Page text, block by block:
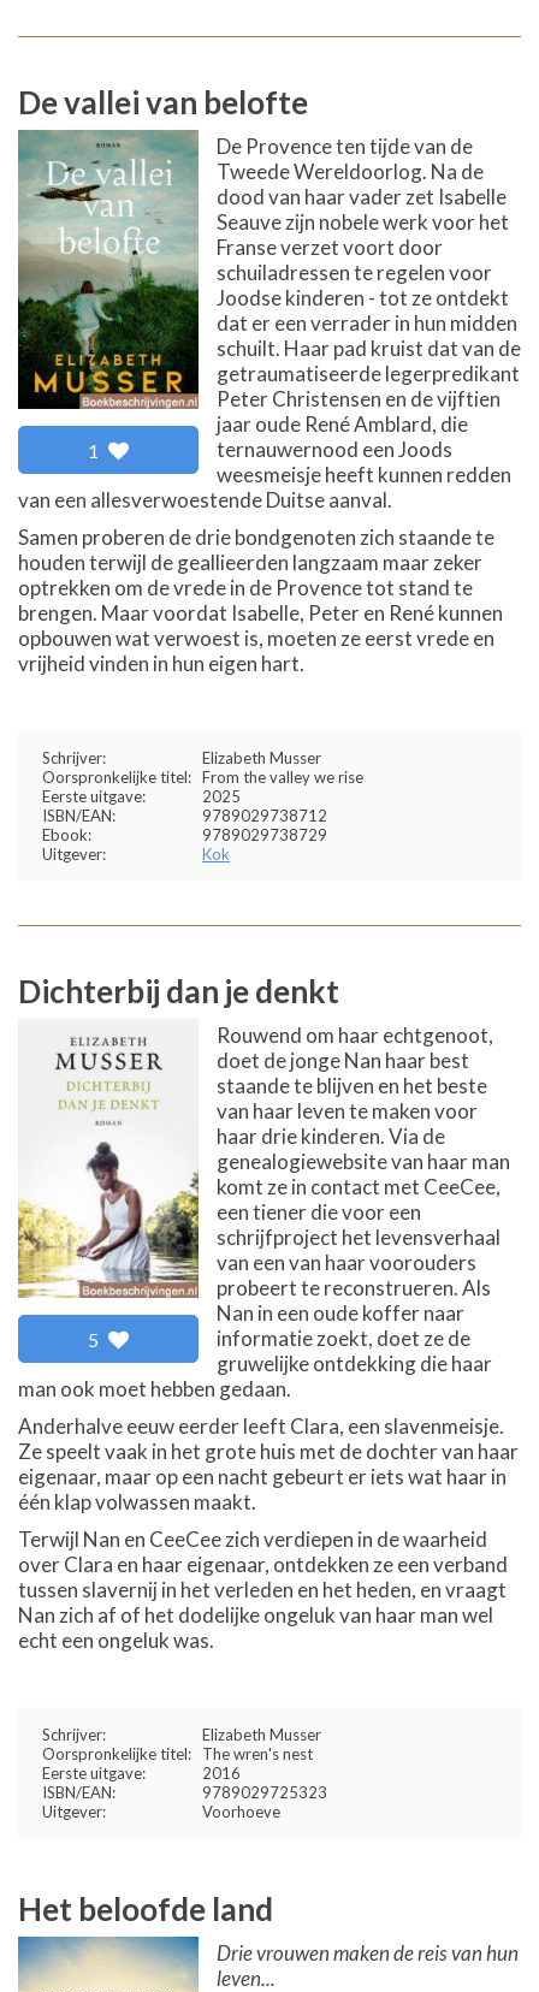
De vallei van belofte
1
De Provence ten tijde van de
Tweede Wereldoorlog. Na de
dood van haar vader zet Isabelle
Seauve zijn nobele werk voor het
Franse verzet voort door
schuiladressen te regelen voor
Joodse kinderen - tot ze ontdekt
dat er een verrader in hun midden
schuilt. Haar pad kruist dat van de
getraumatiseerde legerpredikant
Peter Christensen en de vijftien
jaar oude René Amblard, die
ternauwernood een Joods
weesmeisje heeft kunnen redden
van een allesverwoestende Duitse aanval.
Samen proberen de drie bondgenoten zich staande te
houden terwijl de geallieerden langzaam maar zeker
optrekken om de vrede in de Provence tot stand te
brengen. Maar voordat Isabelle, Peter en René kunnen
opbouwen wat verwoest is, moeten ze eerst vrede en
vrijheid vinden in hun eigen hart.
Schrijver:
Elizabeth Musser
Oorspronkelijke titel: From the valley we rise
Eerste uitgave:
2025
ISBN/EAN:
9789029738712
Ebook:
9789029738729
Uitgever:
Kok
Dichterbij dan je denkt
5
Rouwend om haar echtgenoot,
doet de jonge Nan haar best
staande te blijven en het beste
van haar leven te maken voor
haar drie kinderen. Via de
genealogiewebsite van haar man
komt ze in contact met CeeCee,
een tiener die voor een
schrijfproject het levensverhaal
van een van haar voorouders
probeert te reconstrueren. Als
Nan in een oude koffer naar
informatie zoekt, doet ze de
gruwelijke ontdekking die haar
man ook moet hebben gedaan.
Anderhalve eeuw eerder leeft Clara, een slavenmeisje.
Ze speelt vaak in het grote huis met de dochter van haar
eigenaar, maar op een nacht gebeurt er iets wat haar in
één klap volwassen maakt.
Terwijl Nan en CeeCee zich verdiepen in de waarheid
over Clara en haar eigenaar, ontdekken ze een verband
tussen slavernij in het verleden en het heden, en vraagt
Nan zich af of het dodelijke ongeluk van haar man wel
echt een ongeluk was.
Schrijver:
Elizabeth Musser
Oorspronkelijke titel:
The wren's nest
Eerste uitgave:
2016
ISBN/EAN:
9789029725323
Uitgever:
Voorhoeve
Het beloofde land
Drie vrouwen maken de reis van hun
leven...